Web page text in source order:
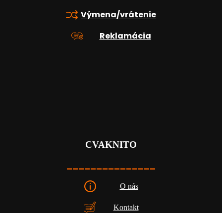
Výmena/vrátenie
Reklamácia
CVAKNITO
_______________
O nás
Kontakt